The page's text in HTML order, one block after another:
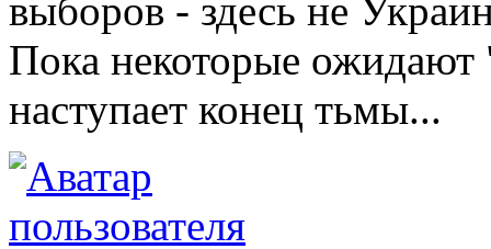
выборов - здесь не
Пока некоторые ожидают
наступает конец тьмы...